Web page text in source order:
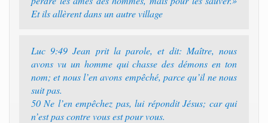
Et ils allèrent dans un autre village
Luc 9:49 Jean prit la parole, et dit: Maître, nous
avons vu un homme qui chasse des démons en ton
nom; et nous l’en avons empêché, parce qu’il ne nous
suit pas.
50 Ne l’en empêchez pas, lui répondit Jésus; car qui
n’est pas contre vous est pour vous.